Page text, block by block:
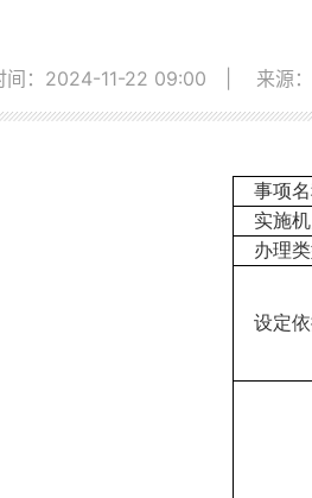
间：2024-11-22 09:00 来源
事项
实施
办理
设定